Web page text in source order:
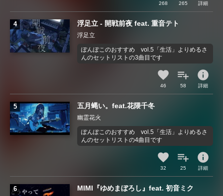
268 265 詳細
浮足立 - 開戦前夜 feat. 重音テト
浮足立
ぽんぽこのおすすめ vol.5「生活」よりめるさ
んのセットリストの3曲目です
46 58
info
詳細
五月蝿い。feat.花隈千冬
幽霊花火
ぽんぽこのおすすめ vol.5「生活」よりめるさ
んのセットリストの4曲目です
32 25
info
詳細
MIMI『ゆめまぼろし』feat. 初音ミク